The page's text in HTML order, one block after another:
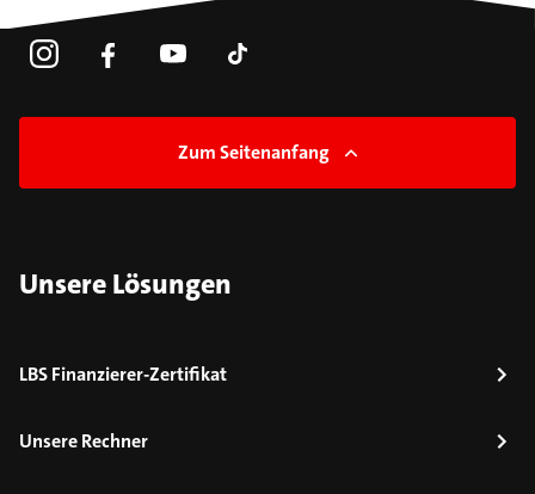
Zum Seitenanfang
Unsere Lösungen
LBS Finanzierer-Zertifikat
Unsere Rechner